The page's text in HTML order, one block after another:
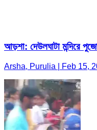
আড়শা: দেউলঘাটা মন্দিরে
Arsha, Purulia | Feb 15,